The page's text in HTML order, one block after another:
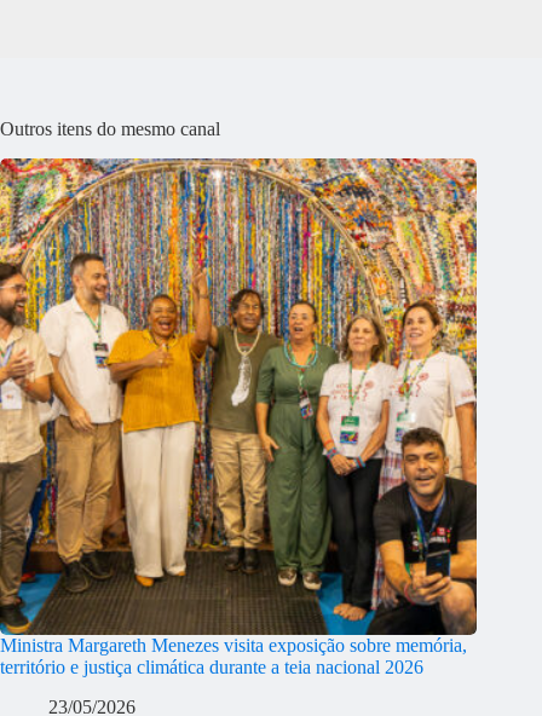
Outros itens do mesmo canal
Ministra Margareth Menezes visita exposição sobre memória,
território e justiça climática durante a teia nacional 2026
23/05/2026